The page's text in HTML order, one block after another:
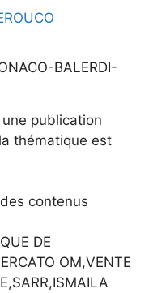
publication
thématique est
contenus
DE
OM,VENTE